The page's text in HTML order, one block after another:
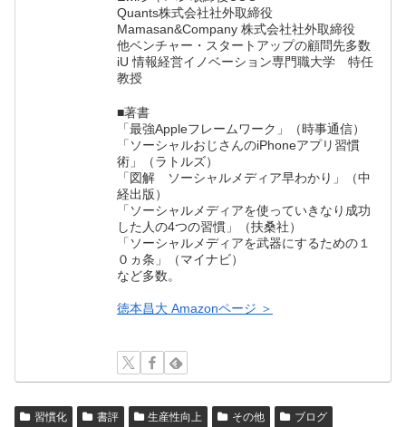
Quants株式会社社外取締役
Mamasan&Company 株式会社社外取締役
他ベンチャー・スタートアップの顧問先多数
iU 情報経営イノベーション専門職大学 特任
教授
■著書
「最強Appleフレームワーク」（時事通信）
「ソーシャルおじさんのiPhoneアプリ習慣
術」（ラトルズ）
「図解 ソーシャルメディア早わかり」（中
経出版）
「ソーシャルメディアを使っていきなり成功
した人の4つの習慣」（扶桑社）
「ソーシャルメディアを武器にするための１
０ヵ条」（マイナビ）
など多数。
徳本昌大 Amazonページ ＞
習慣化 書評 生産性向上 その他 ブログ